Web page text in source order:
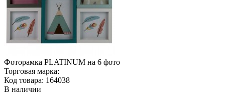
Фоторамка PLATINUM на 6 фото
Торговая марка:
Код товара: 164038
В наличии